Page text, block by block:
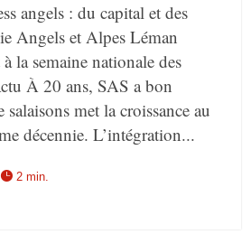
angels : du capital et des
Angels et Alpes Léman
la semaine nationale des
À 20 ans, SAS a bon
met la croissance au
décennie. L’intégration...
 2 min.